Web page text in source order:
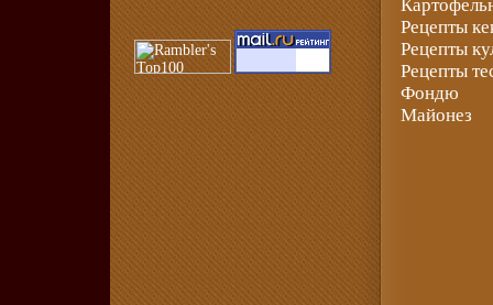
Рецепты
Рецепты
Рецепты
Фондю
Майонез